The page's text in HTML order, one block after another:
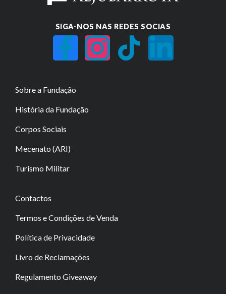
SIGA-NOS NAS REDES SOCIAS
Sobre a Fundação
História da Fundação
Corpos Sociais
Mecenato (ARI)
Turismo Militar
Contactos
Termos e Condições de Venda
Política de Privacidade
Livro de Reclamações
Regulamento Giveaway